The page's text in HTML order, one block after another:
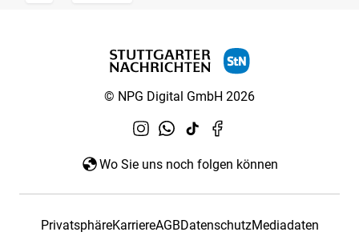
© NPG Digital GmbH 2026
Wo Sie uns noch folgen können
PrivatsphäreKarriereAGBDatenschutzMediadaten